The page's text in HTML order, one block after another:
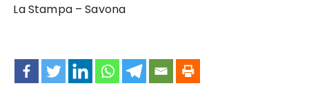
La Stampa – Savona